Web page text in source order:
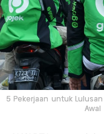
5 Pekerjaan untuk
Awal